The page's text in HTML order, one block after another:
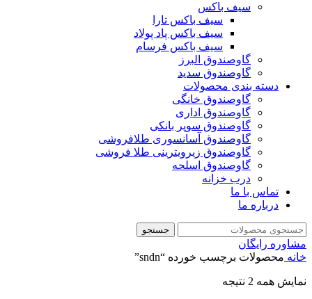
سیف باکس
سیف باکس تارا
سیف باکس پاد پولاد
سیف باکس فرسام
گاوصندوق البرز
گاوصندوق سدید
دسته بندی محصولات
گاوصندوق خانگی
گاوصندوق اداری
گاوصندوق سوپر بانکی
گاوصندوق آسانسوری طلافروشی
گاوصندوق زیرویترینی طلا فروشی
گاوصندوق اسلحه
درب خزانه
تماس با ما
درباره ما
جستجو
مشاوره رایگان
خانه محصولات برچسب خورده “sndn”
نمایش همه 2 نتیجه